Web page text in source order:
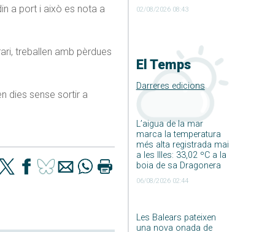
02/08/2026 08:43
El Temps
Darreres edicions
L’aigua de la mar
marca la temperatura
més alta registrada mai
a les Illes: 33,02 ºC a la
boia de sa Dragonera
06/08/2026 02:44
Les Balears pateixen
una nova onada de
a port i això es nota a
treballen amb pèrdues
dies sense sortir a